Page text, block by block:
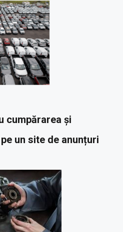
cumpărarea și
un site de anunțuri